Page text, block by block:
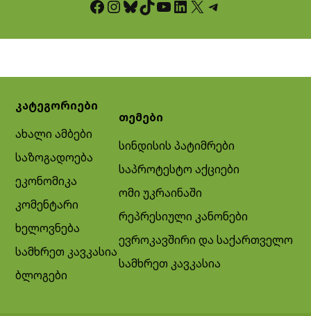
Facebook InstagramBluesky TikTok YouTube LinkedIn X Telegram
კატეგორიები
ახალი ამბები
საზოგადოება
ეკონომიკა
კომენტარი
ხელოვნება
სამხრეთ კავკასია
ბლოგები
თემები
სინდისის პატიმრები
საპროტესტო აქციები
ომი უკრაინაში
რეპრესიული კანონები
ევროკავშირი და საქართველო
სამხრეთ კავკასია